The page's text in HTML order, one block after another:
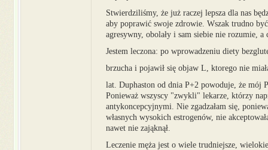
Stwierdziliśmy, że już raczej lepsza dla nas
aby poprawić swoje zdrowie. Wszak trudno
agresywny, obolały i sam siebie nie rozumie,
Jestem leczona: po wprowadzeniu diety
brzucha i pojawił się objaw L, ktorego nie
lat. Duphaston od dnia P+2 powoduje, że mój
Ponieważ wszyscy "zwykli" lekarze, którzy
antykoncepcyjnymi. Nie zgadzałam się,
własnych wysokich estrogenów, nie
nawet nie zająknął.
Leczenie męża jest o wiele trudniejsze,